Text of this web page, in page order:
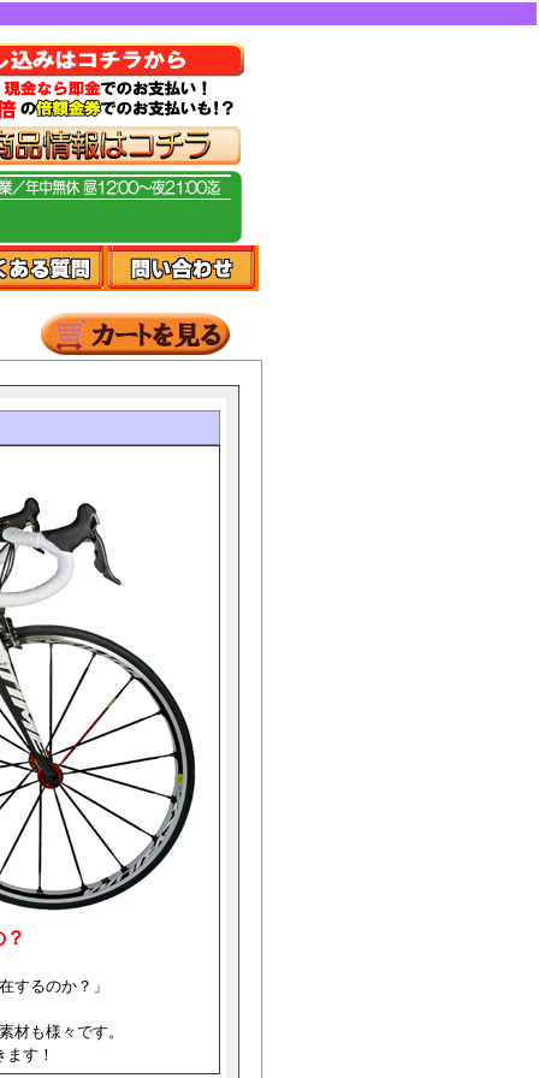
するのか？」
材も様々です。
す！